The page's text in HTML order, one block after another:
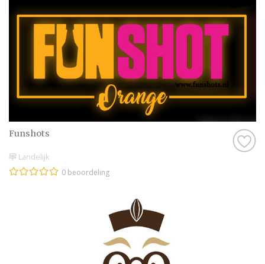
Funshots
Landelijk
0 beoordeling